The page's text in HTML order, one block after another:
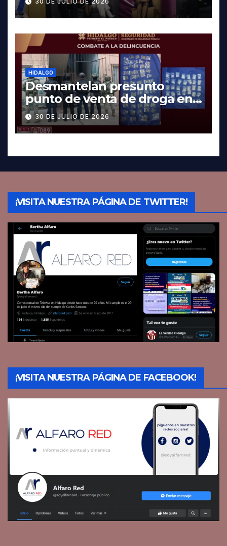
HIDALGO
Desmantelan presunto
punto de venta de droga en
Pachuca; hay dos detenidos
30 DE JULIO DE 2026
¡VISITA NUESTRA PÁGINA DE TWITTER!
¡VISITA NUESTRA PÁGINA DE FACEBOOK!